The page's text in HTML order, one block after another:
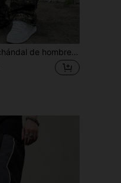
Pantalones de chándal de hombre con estampado de camuflaje de jungla estilo Y2K de moda callejera, artículo esencial para los innovadores de